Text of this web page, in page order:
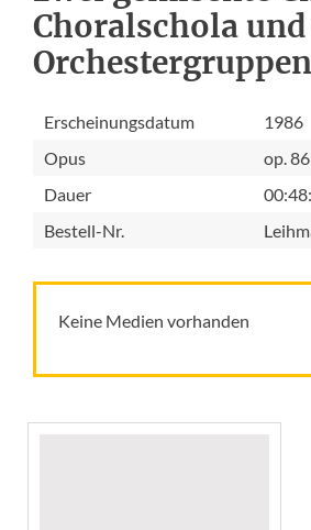
Choralschola
Orchestergruppen
Erscheinungsdatum
1986
Opus
op. 86
Dauer
Bestell-Nr.
Keine Medien vorhanden